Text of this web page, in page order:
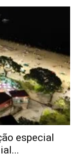
especial